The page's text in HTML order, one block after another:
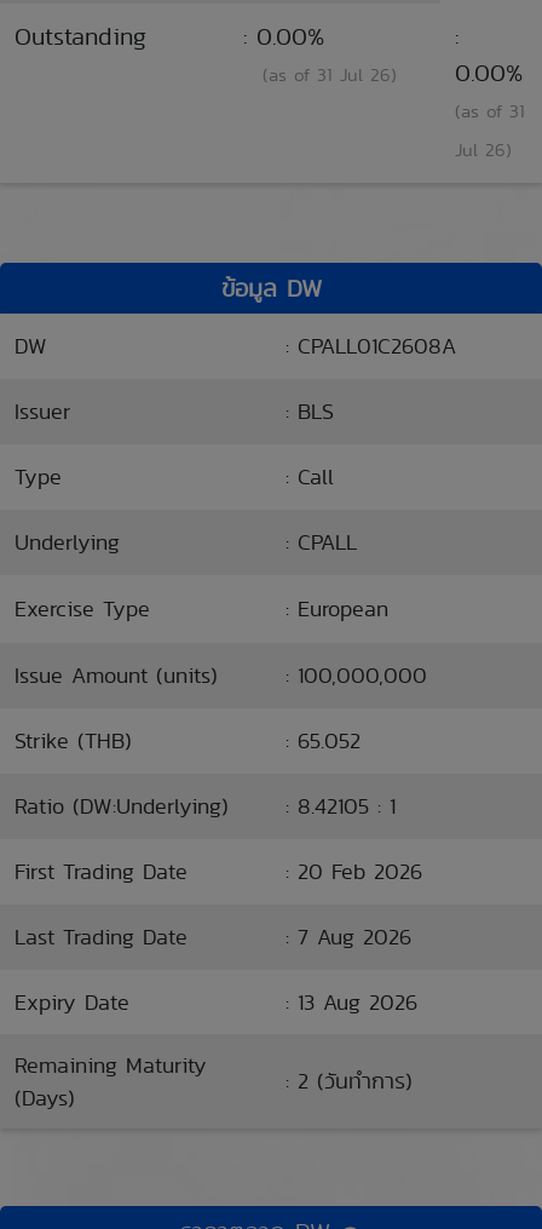
Outstanding : 0.00%
(as of 31 Jul 26)
:
0.00%
(as of 31
Jul 26)
ข้อมูล DW
DW : CPALL01C2608A
Issuer : BLS
Type : Call
Underlying : CPALL
Exercise Type : European
Issue Amount (units) : 100,000,000
Strike (THB) : 65.052
Ratio (DW:Underlying) : 8.42105 : 1
First Trading Date : 20 Feb 2026
Last Trading Date : 7 Aug 2026
Expiry Date : 13 Aug 2026
Remaining Maturity
(Days)
: 2 (วันทำการ)